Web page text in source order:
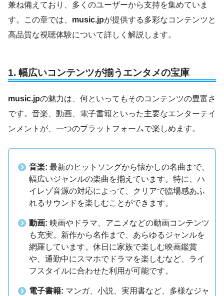
兼ね備えており、多くのユーザーから支持を集めていま
す。この章では、 music.jpが提供する多彩なコンテンツと
高品質な視聴体験について詳しく解説します。
1. 幅広いコンテンツが揃うエンタメの宝庫
music.jpの魅力は、何といってもそのコンテンツの豊富さ
です。音楽、動画、電子書籍といった主要なエンターテイ
ンメントが、一つのプラットフォームで楽しめます。
音楽: 最新のヒットソングから懐かしの名曲まで、
幅広いジャンルの楽曲を揃えています。特に、ハ
イレゾ音源の対応によって、クリアで臨場感あふ
れるサウンドを楽しむことができます。
動画: 映画やドラマ、アニメなどの動画コンテンツ
も充実。新作から名作まで、あらゆるジャンルを
網羅しています。休日に家族で楽しむ映画鑑賞
や、通勤中にスマホでドラマを楽しむなど、ライ
フスタイルに合わせた利用が可能です。
電子書籍: マンガ、小説、実用書など、多様なジャ